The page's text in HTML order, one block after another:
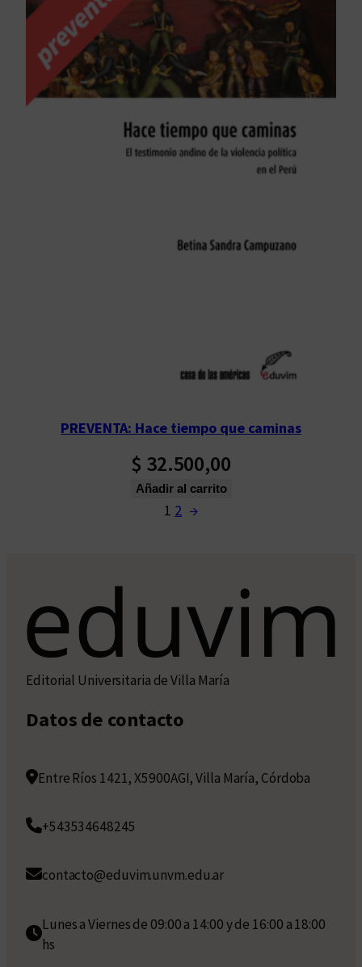
PREVENTA: Hace tiempo que caminas
$ 32.500,00
Añadir al carrito
1 2 →
Editorial Universitaria de Villa María
Datos de contacto
Entre Ríos 1421, X5900AGI, Villa María, Córdoba
+543534648245
contacto@eduvim.unvm.edu.ar
Lunes a Viernes de 09:00 a 14:00 y de 16:00 a 18:00
hs